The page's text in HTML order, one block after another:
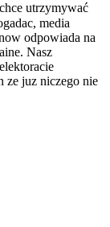
utrzymywać
media
odpowiada na
Nasz
ze juz niczego nie